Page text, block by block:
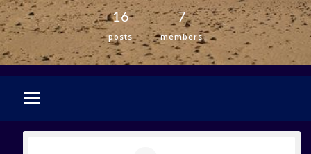
16
posts
7
members